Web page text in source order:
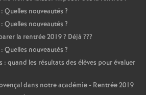
Quelles nouveautés ?
Quelles nouveautés ?
la rentrée 2019? Déjà ???
Quelles nouveautés ?
quand les résultats des élèves pour évaluer
dans notre académie - Rentrée 2019